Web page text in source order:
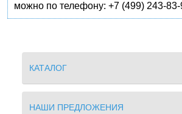
можно по телефону: +7 (499) 243-83-
КАТАЛОГ
НАШИ ПРЕДЛОЖЕНИЯ